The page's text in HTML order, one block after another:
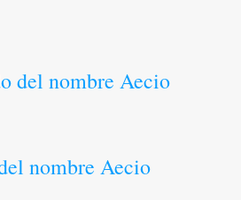
del nombre Aecio
nombre Aecio